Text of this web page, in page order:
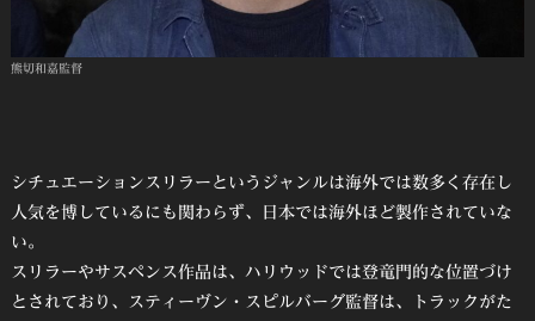
熊切和嘉監督
シチュエーションスリラーというジャンルは海外では数多く存在し
人気を博しているにも関わらず、日本では海外ほど製作されていな
い。
スリラーやサスペンス作品は、ハリウッドでは登竜門的な位置づけ
とされており、スティーヴン・スピルバーグ監督は、トラックがた